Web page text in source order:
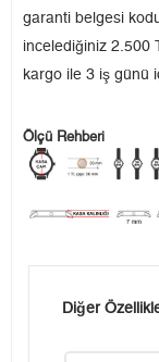
garanti belgesi
incelediğiniz 2.500
kargo ile 3 iş günü
Ölçü Rehberi
Diğer